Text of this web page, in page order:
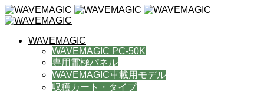
WAVEMAGIC
WAVEMAGIC PC-50K
専用電極パネル
WAVEMAGIC車載用モデル
収穫カート・タイプ